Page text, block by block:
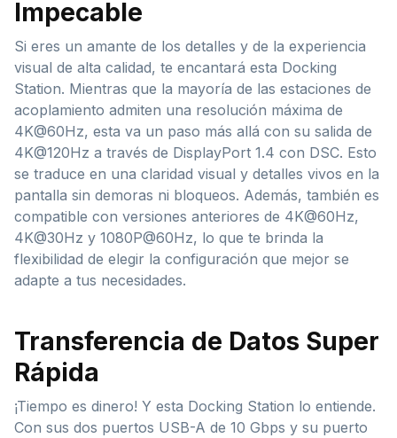
Impecable
Si eres un amante de los detalles y de la experiencia
visual de alta calidad, te encantará esta Docking
Station. Mientras que la mayoría de las estaciones de
acoplamiento admiten una resolución máxima de
4K@60Hz, esta va un paso más allá con su salida de
4K@120Hz a través de DisplayPort 1.4 con DSC. Esto
se traduce en una claridad visual y detalles vivos en la
pantalla sin demoras ni bloqueos. Además, también es
compatible con versiones anteriores de 4K@60Hz,
4K@30Hz y 1080P@60Hz, lo que te brinda la
flexibilidad de elegir la configuración que mejor se
adapte a tus necesidades.
Transferencia de Datos Super
Rápida
¡Tiempo es dinero! Y esta Docking Station lo entiende.
Con sus dos puertos USB-A de 10 Gbps y su puerto